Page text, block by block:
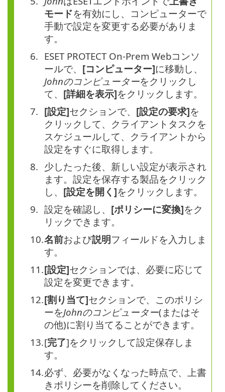
モードを有効にし、コンピューターで
手動で設定を変更する必要がありま
す。
ESET PROTECT On-Prem Webコンソ
ールで、 [コンピューター]に移動し、
Johnのコンピューターをクリックし
て、 [詳細を表示]をクリックします。
[設定]セクションで、 [設定の要求]を
クリックして、クライアントタスクを
スケジュールして、クライアントから
設定をすぐに取得します。
少したった後、新しい設定が表示され
ます。設定を保存する製品をクリック
し、 [設定を開く]をクリックします。
設定を確認し、 [ポリシーに変換]をク
リックできます。
名前および説明フィールドを入力しま
す。
[設定]セクションでは、必要に応じて
設定を変更できます。
[割り当て]セクションで、このポリシ
ーをJohnのコンピューター(またはそ
の他)に割り当てることができます。
[完了]をクリックして設定保存しま
す。
必ず、必要がなくなった時点で、上書
きポリシーを削除してください。